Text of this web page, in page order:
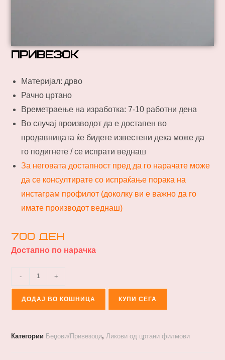
привезок
Материјал: дрво
Рачно цртано
Времетраење на изработка: 7-10 работни дена
Во случај производот да е достапен во
продавницата ќе бидете известени дека може да
го подигнете / се испрати веднаш
За неговата достапност пред да го нарачате може
да се консултирате со испраќање порака на
инстаграм профилот (доколку ви е важно да го
имате производот веднаш)
700ден
Достапно по нарачка
- +
ДОДАЈ ВО КОШНИЦА КУПИ СЕГА
Категории Беџови/Привезоци, Ликови од цртани филмови